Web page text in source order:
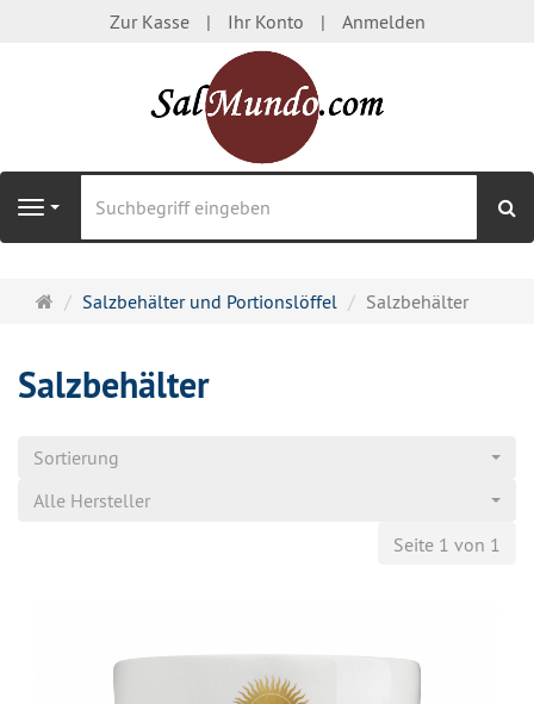
Zur Kasse Ihr Konto Anmelden
Navigation
Startseite
Salzbehälter und Portionslöffel Salzbehälter
Salzbehälter
Sortierung
Alle Hersteller
Seite 1 von 1